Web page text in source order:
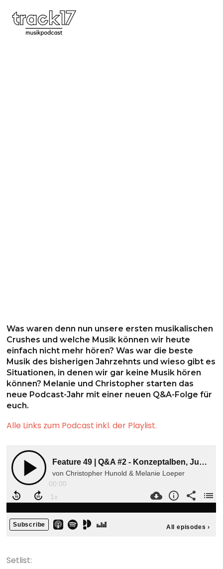
Was waren denn nun unsere ersten musikalischen
Crushes und welche Musik können wir heute
einfach nicht mehr hören? Was war die beste
Musik des bisherigen Jahrzehnts und wieso gibt es
Situationen, in denen wir gar keine Musik hören
können? Melanie und Christopher starten das
neue Podcast-Jahr mit einer neuen Q&A-Folge für
euch.
Alle Links zum Podcast inkl. der Playlist.
Setlist: